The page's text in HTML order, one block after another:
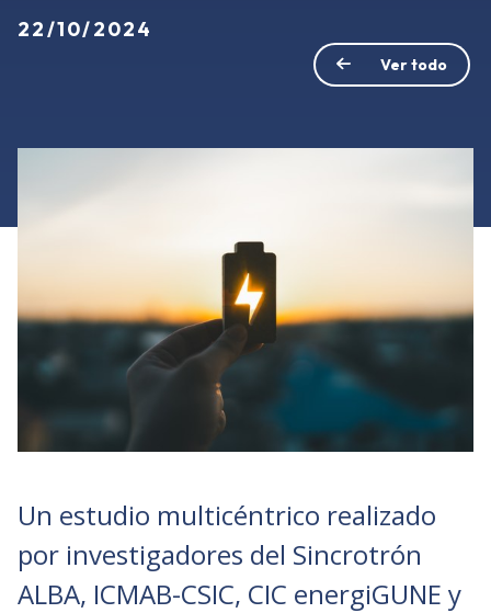
22/10/2024
Ver todo
Un estudio multicéntrico realizado
por investigadores del Sincrotrón
ALBA, ICMAB-CSIC, CIC energiGUNE y